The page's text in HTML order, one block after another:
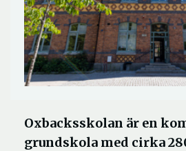
Oxbacksskolan är en
grundskola med cirka